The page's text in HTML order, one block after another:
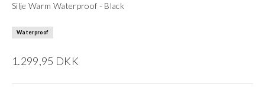
Silje Warm Waterproof - Black
Waterproof
Salgspris
1.299,95 DKK